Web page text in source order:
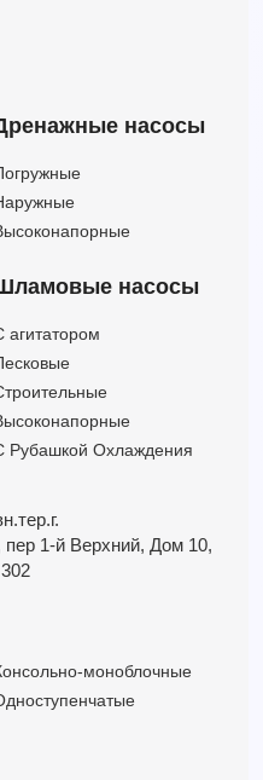
насосы
насосы
агитатором
Рубашкой Охлаждения
пер 1-й Верхний, Дом 10,
моноблочные